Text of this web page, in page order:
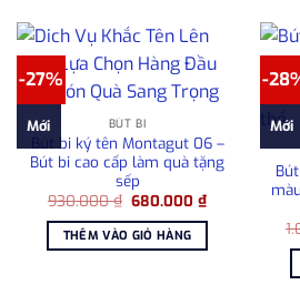
-27%
Mới BÚT BI
Bút bi ký tên Montagut 06 –
Bút bi cao cấp làm quà tặng
sếp
930.000₫ Giá
là:
930.000 ₫.
680.000₫Giá
hiện
680.000 ₫.
THÊM VÀO GIỎ HÀNG
-
Mới